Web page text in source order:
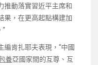
推動落實習近平主席和
果，在更高起點構建加
編肯扎耶夫表現，“中國
養亞國家間的互尊、互